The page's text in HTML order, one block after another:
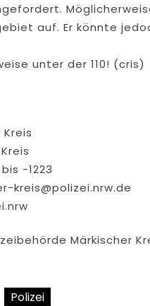
auf. Er könnte
unter der 110! (cris)
-1223
kreis@polizei.nrw.de
Märkischer
Polizei